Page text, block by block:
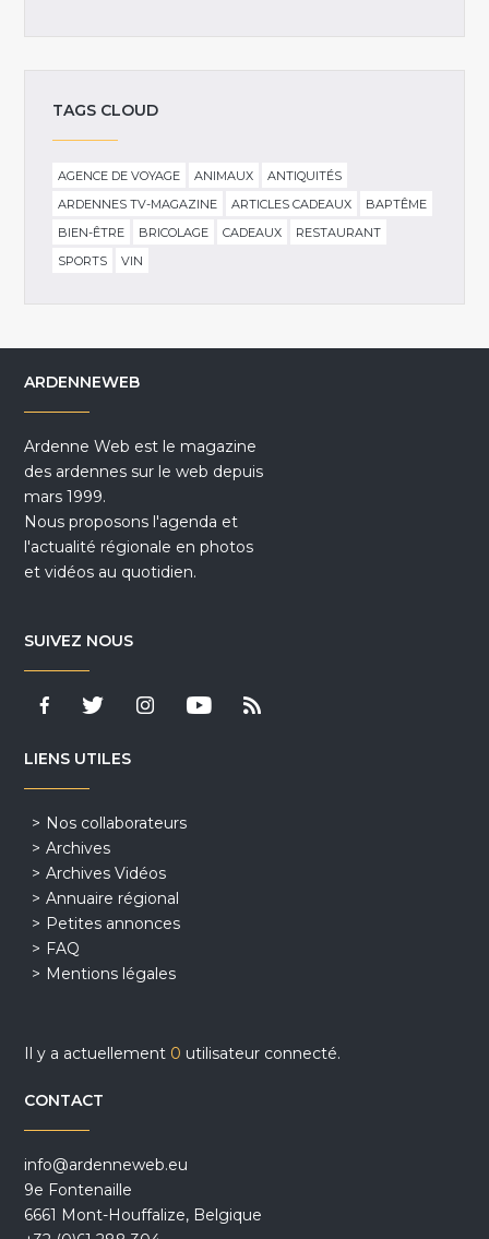
TAGS CLOUD
AGENCE DE VOYAGE ANIMAUX
ANTIQUITÉS
ARDENNES TV-MAGAZINE
ARTICLES CADEAUX
BAPTÊME
BIEN-ÊTRE
BRICOLAGE CADEAUX
RESTAURANT
SPORTS
VIN
ARDENNEWEB
Ardenne Web est le magazine
des ardennes sur le web depuis
mars 1999.
Nous proposons l'agenda et
l'actualité régionale en photos
et vidéos au quotidien.
SUIVEZ NOUS
LIENS UTILES
Nos collaborateurs
Archives
Archives Vidéos
Annuaire régional
Petites annonces
FAQ
Mentions légales
Il y a actuellement 0 utilisateur connecté.
CONTACT
info@ardenneweb.eu
9e Fontenaille
6661 Mont-Houffalize, Belgique